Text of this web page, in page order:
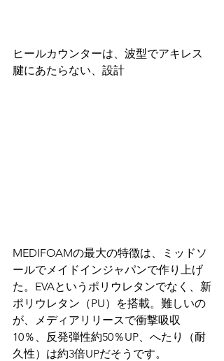
ヒールカウンターは、波型でアキレス
腱にあたらない、設計
MEDIFOAMの最大の特徴は、ミッドソ
ールでメイドインジャパンで作り上げ
た。EVAというポリウレタンでなく、新
ポリウレタン（PU）を搭載。難しいの
が、メディアリリースで衝撃吸収
10％、反発弾性約50％UP、へたり（耐
久性）は約3倍UPだそうです。